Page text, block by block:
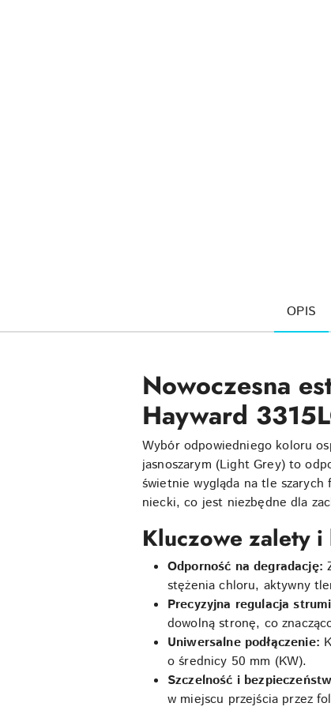
OPIS
Nowoczesna
Hayward
Wybór odpowiedniego koloru
jasnoszarym (Light Grey) to
świetnie wygląda na tle
niecki, co jest niezbędne dla
Kluczowe zalety
Odporność na degradację:
stężenia chloru, aktywny
Precyzyjna regulacja
dowolną stronę, co
Uniwersalne podłączenie:
o średnicy 50 mm (KW).
Szczelność i
w miejscu przejścia przez